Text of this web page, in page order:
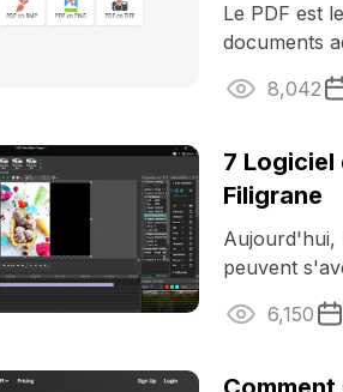
Le PDF est
documents
utiliser et
8,042
7 Logiciel
Filigrane
Aujourd'hui,
peuvent
tout, tout le
6,150